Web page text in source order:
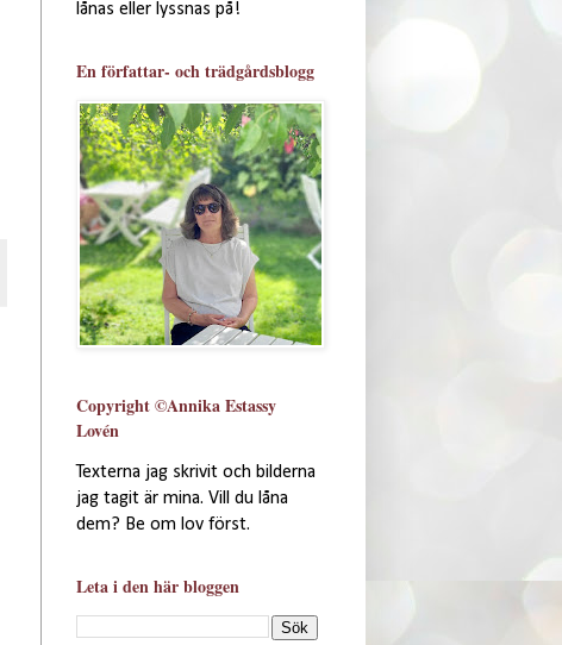
lånas eller lyssnas på!
En författar- och trädgårdsblogg
Copyright ©Annika Estassy
Lovén
Texterna jag skrivit och bilderna
jag tagit är mina. Vill du låna
dem? Be om lov först.
Leta i den här bloggen